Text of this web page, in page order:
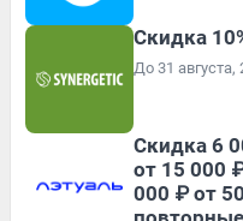
Скидка
До 31 августа,
Скидка 6
от 15 000
000 ₽ от